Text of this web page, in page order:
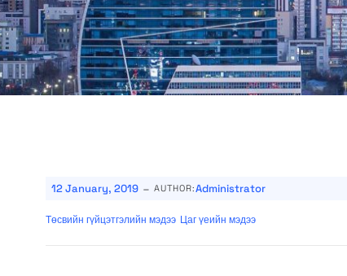
12 January, 2019 - AUTHOR:Administrator
Төсвийн гүйцэтгэлийн мэдээ Цаг үеийн мэдээ